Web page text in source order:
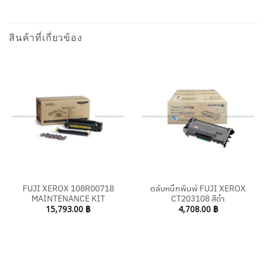
สินค้าที่เกี่ยวข้อง
FUJI XEROX 108R00718
MAINTENANCE KIT
15,793.00 ฿
ตลับหมึกพิมพ์ FUJI XEROX
CT203108 สีดำ
4,708.00 ฿